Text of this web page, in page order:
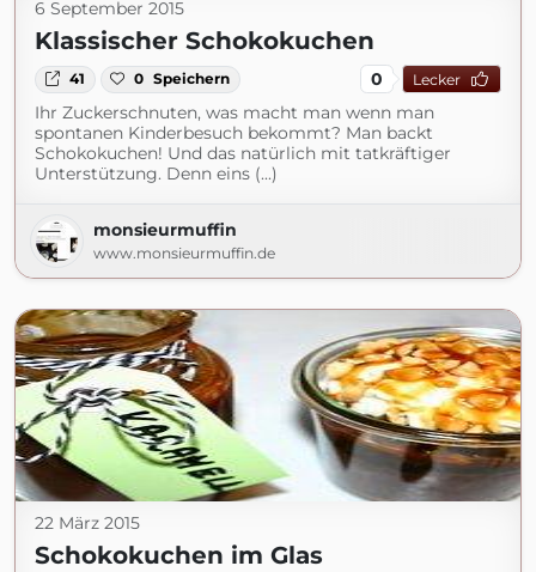
6 September 2015
Klassischer Schokokuchen
41 0 Speichern 0 Lecker
Ihr Zuckerschnuten, was macht man wenn man
spontanen Kinderbesuch bekommt? Man backt
Schokokuchen! Und das natürlich mit tatkräftiger
Unterstützung. Denn eins (...)
monsieurmuffin
www.monsieurmuffin.de
22 März 2015
Schokokuchen im Glas